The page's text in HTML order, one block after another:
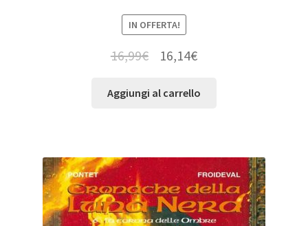
IN OFFERTA!
16,99€ 16,14€
Aggiungi al carrello